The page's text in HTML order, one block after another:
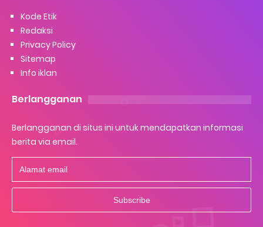
Kode Etik
Redaksi
Privacy Policy
Sitemap
Info iklan
Berlangganan
Berlangganan di situs ini untuk mendapatkan informasi
berita via email.